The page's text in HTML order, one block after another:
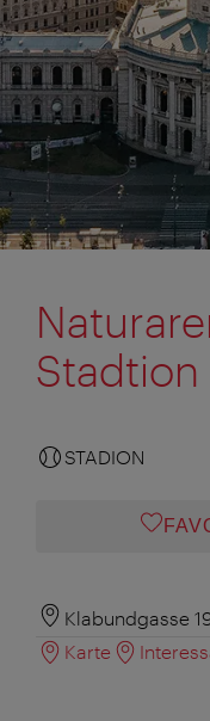
Stadtion
STADION
Klabundgasse
Karte